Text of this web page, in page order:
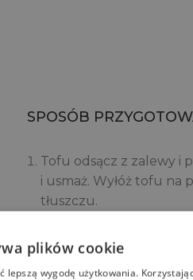
SPOSÓB
Tofu odsącz z zalewy i
i usmaż. Wyłóż tofu na
tłuszczu.
Do miseczki wlej sos
posiekaną papryczkę
do połączenia się
plików cookie
wygodę użytkowania.